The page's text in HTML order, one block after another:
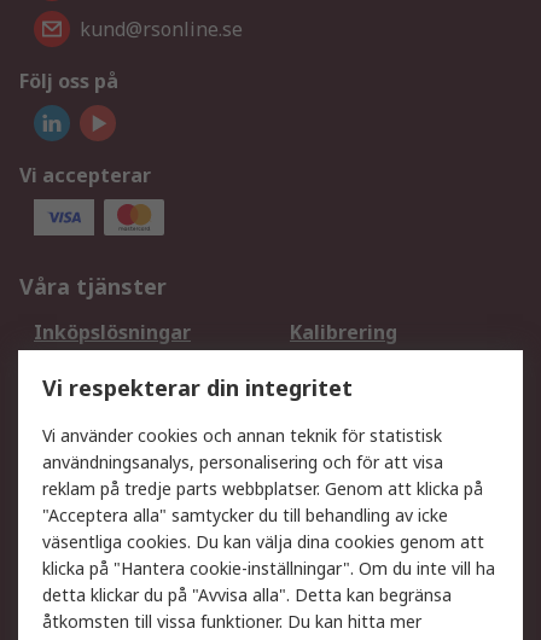
kund@rsonline.se
Följ oss på
Vi accepterar
Våra tjänster
Inköpslösningar
Kalibrering
DesignSpark
Teknisk Support
Ditt lokala säljteam
Exportlösningar
Support
Få hjälp
Retur av varor
Leverans
Spåra din order
Begär en fakturakopi
Fördelar med RS-konto
Vi respekterar din integritet
Vi använder cookies och annan teknik för statistisk
användningsanalys, personalisering och för att visa
reklam på tredje parts webbplatser. Genom att klicka på
"Acceptera alla" samtycker du till behandling av icke
väsentliga cookies. Du kan välja dina cookies genom att
klicka på "Hantera cookie-inställningar". Om du inte vill ha
detta klickar du på "Avvisa alla". Detta kan begränsa
åtkomsten till vissa funktioner. Du kan hitta mer